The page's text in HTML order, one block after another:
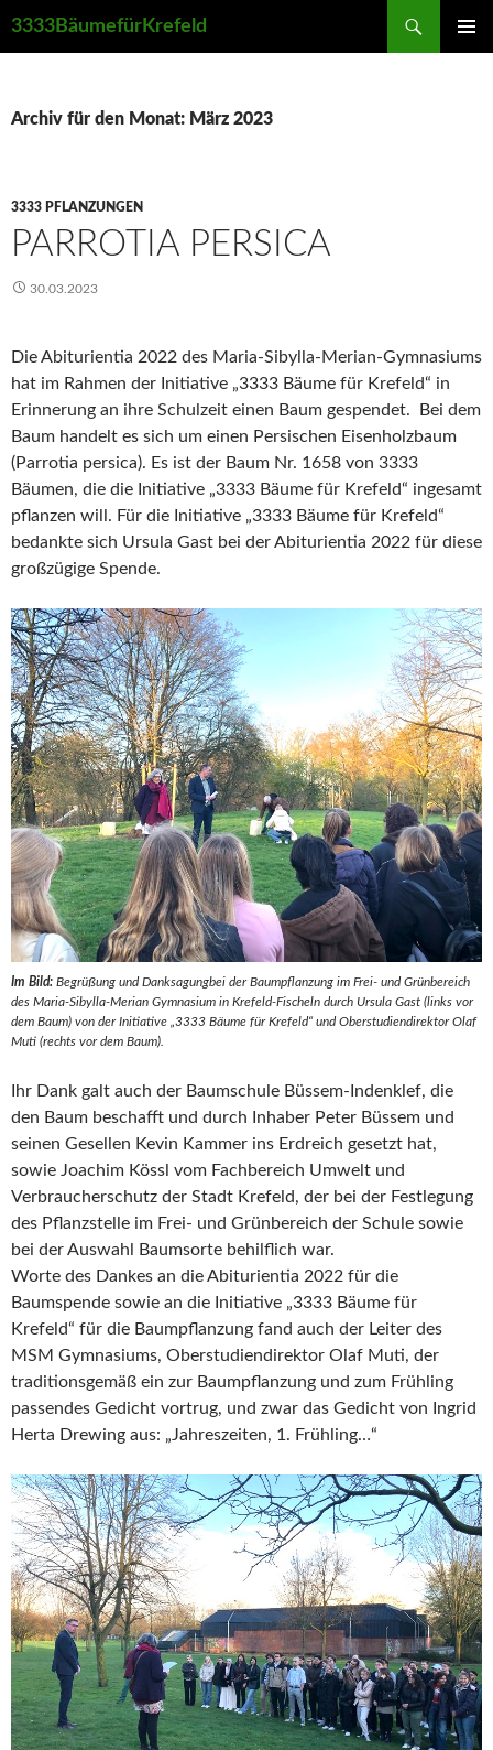
3333BäumefürKrefeld
Archiv für den Monat: März 2023
3333 PFLANZUNGEN
PARROTIA PERSICA
30.03.2023
Die Abiturientia 2022 des Maria-Sibylla-Merian-Gymnasiums
hat im Rahmen der Initiative „3333 Bäume für Krefeld“ in
Erinnerung an ihre Schulzeit einen Baum gespendet. Bei dem
Baum handelt es sich um einen Persischen Eisenholzbaum
(Parrotia persica). Es ist der Baum Nr. 1658 von 3333
Bäumen, die die Initiative „3333 Bäume für Krefeld“ ingesamt
pflanzen will. Für die Initiative „3333 Bäume für Krefeld“
bedankte sich Ursula Gast bei der Abiturientia 2022 für diese
großzügige Spende.
Im Bild: Begrüßung und Danksagungbei der Baumpflanzung im Frei- und Grünbereich
des Maria-Sibylla-Merian Gymnasium in Krefeld-Fischeln durch Ursula Gast (links vor
dem Baum) von der Initiative „3333 Bäume für Krefeld“ und Oberstudiendirektor Olaf
Muti (rechts vor dem Baum).
Ihr Dank galt auch der Baumschule Büssem-Indenklef, die
den Baum beschafft und durch Inhaber Peter Büssem und
seinen Gesellen Kevin Kammer ins Erdreich gesetzt hat,
sowie Joachim Kössl vom Fachbereich Umwelt und
Verbraucherschutz der Stadt Krefeld, der bei der Festlegung
des Pflanzstelle im Frei- und Grünbereich der Schule sowie
bei der Auswahl Baumsorte behilflich war.
Worte des Dankes an die Abiturientia 2022 für die
Baumspende sowie an die Initiative „3333 Bäume für
Krefeld“ für die Baumpflanzung fand auch der Leiter des
MSM Gymnasiums, Oberstudiendirektor Olaf Muti, der
traditionsgemäß ein zur Baumpflanzung und zum Frühling
passendes Gedicht vortrug, und zwar das Gedicht von Ingrid
Herta Drewing aus: „Jahreszeiten, 1. Frühling…“